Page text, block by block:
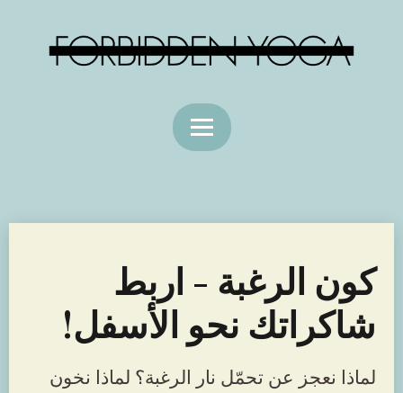
كون الرغبة - اربط
شاكراتك نحو الأسفل!
لماذا نعجز عن تحمّل نار الرغبة؟ لماذا نخون